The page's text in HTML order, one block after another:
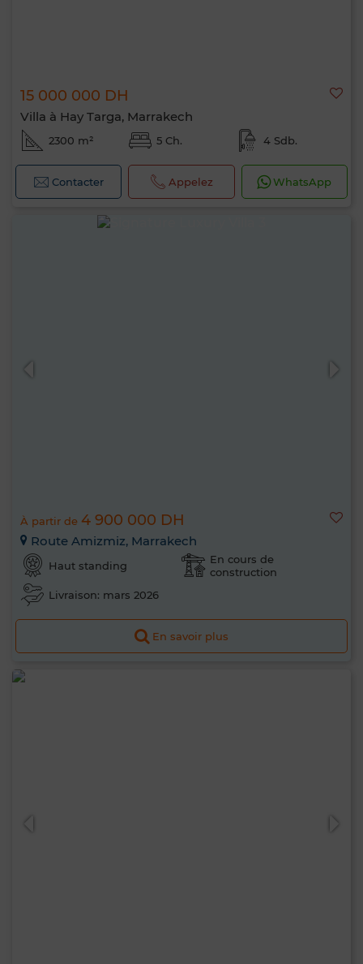
15 000 000 DH
Villa à Hay Targa, Marrakech
2300 m² 5 Ch. 4 Sdb.
Contacter Appelez WhatsApp
À partir de 4 900 000 DH
Route Amizmiz, Marrakech
Haut standing
En cours de
construction
Livraison: mars 2026
En savoir plus